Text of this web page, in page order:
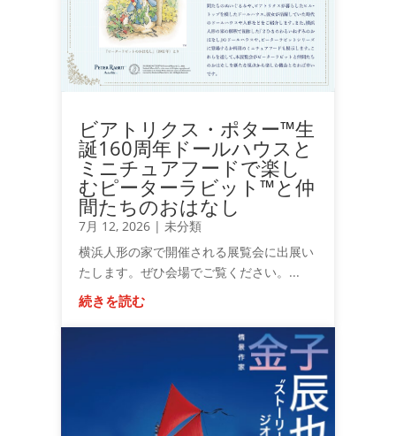
ビアトリクス・ポター™生
誕160周年ドールハウスと
ミニチュアフードで楽し
むピーターラビット™と仲
間たちのおはなし
7月 12, 2026| 未分類
横浜人形の家で開催される展覧会に出展い
たします。ぜひ会場でご覧ください。...
続きを読む